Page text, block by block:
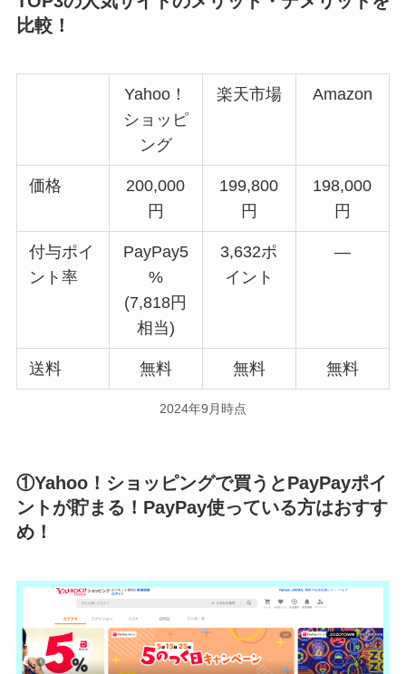
比較！
Yahoo！
ショッピ
ング
楽天市場 Amazon
価格
200,000
円
199,800
円
198,000
円
付与ポイ
ント率
PayPay5
%
(7,818円
相当)
3,632ポ
イント
―
送料 無料 無料 無料
2024年9月時点
①Yahoo！ショッピングで買うとPayPayポイ
ントが貯まる！PayPay使っている方はおすす
め！